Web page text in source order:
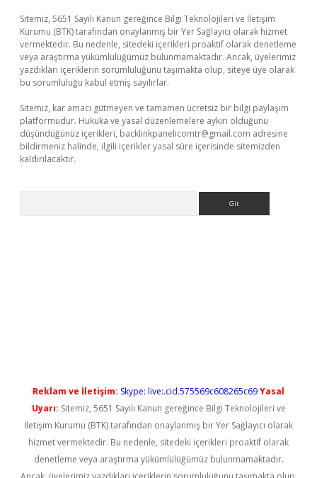
Sitemiz, 5651 Sayılı Kanun gereğince Bilgi Teknolojileri ve İletişim
Kurumu (BTK) tarafından onaylanmış bir Yer Sağlayıcı olarak hizmet
vermektedir. Bu nedenle, sitedeki içerikleri proaktif olarak denetleme
veya araştırma yükümlülüğümüz bulunmamaktadır. Ancak, üyelerimiz
yazdıkları içeriklerin sorumluluğunu taşımakta olup, siteye üye olarak
bu sorumluluğu kabul etmiş sayılırlar.
Sitemiz, kar amacı gütmeyen ve tamamen ücretsiz bir bilgi paylaşım
platformudur. Hukuka ve yasal düzenlemelere aykırı olduğunu
düşündüğünüz içerikleri, backlinkpanelicomtr@gmail.com adresine
bildirmeniz halinde, ilgili içerikler yasal süre içerisinde sitemizden
kaldırılacaktır.
Reklam ve İletişim: Skype: live:.cid.575569c608265c69Yasal
Uyarı: Sitemiz, 5651 Sayılı Kanun gereğince Bilgi Teknolojileri ve
İletişim Kurumu (BTK) tarafından onaylanmış bir Yer Sağlayıcı olarak
hizmet vermektedir. Bu nedenle, sitedeki içerikleri proaktif olarak
denetleme veya araştırma yükümlülüğümüz bulunmamaktadır.